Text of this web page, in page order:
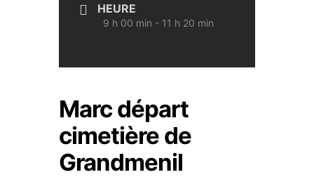
HEURE
9 h 00 min - 11 h 20 min
Marc départ
cimetière de
Grandmenil